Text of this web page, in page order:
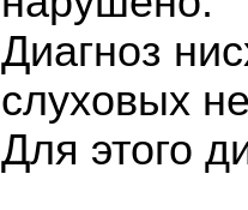
Диагноз
слуховых
Для этого